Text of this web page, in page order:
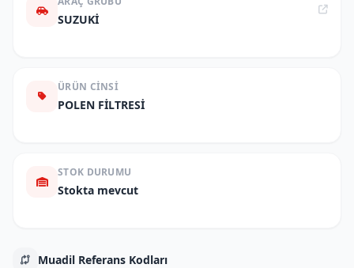
SUZUKİ
ÜRÜN CINSI
POLEN FİLTRESİ
STOK DURUMU
Stokta mevcut
Muadil Referans Kodları